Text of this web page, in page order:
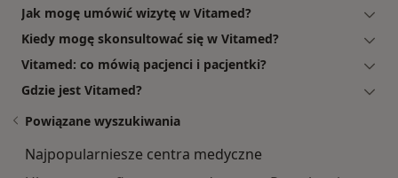
Jak mogę umówić wizytę w Vitamed?
Kiedy mogę skonsultować się w Vitamed?
Vitamed: co mówią pacjenci i pacjentki?
Gdzie jest Vitamed?
Powiązane wyszukiwania
Najpopularniesze centra medyczne